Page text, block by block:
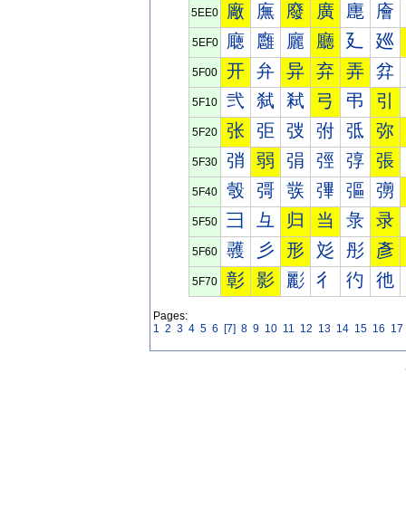
5EE0 廠 廡 廢 廣 廤 廥
5EF0 廰 廱 廲 廳 廴 廵
5F00 开 弁 异 弃 弄 弅
5F10 弐 弑 弒 弓 弔 引
5F20 张 弡 弢 弣 弤 弥
5F30 弰 弱 弲 弳 弴 張
5F40 彀 彁 彂 彃 彄 彅
5F50 彐 彑 归 当 彔 录
5F60 彠 彡 形 彣 彤 彥
5F70 彰 影 彲 彳 彴 彵
Pages:
1 2 3 4 5 6 [7] 8 9 10 11 12 13 14 15 16 17